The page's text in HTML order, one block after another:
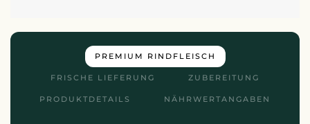
PREMIUM RINDFLEISCH
FRISCHE LIEFERUNG ZUBEREITUNG
PRODUKTDETAILS NÄHRWERTANGABEN